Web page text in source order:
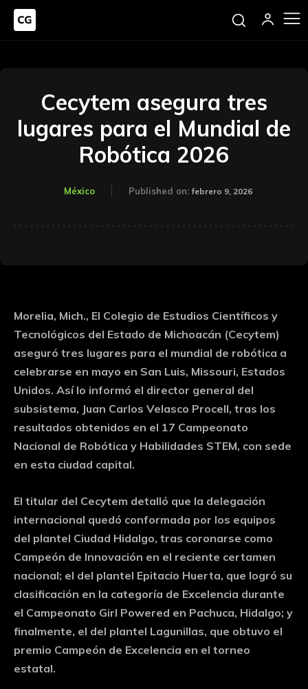
Cecytem asegura tres
lugares para el Mundial de
Robótica 2026
México Published on: febrero 9, 2026
Morelia, Mich., El Colegio de Estudios Científicos y
Tecnológicos del Estado de Michoacán (Cecytem)
aseguró tres lugares para el mundial de robótica a
celebrarse en mayo en San Luis, Missouri, Estados
Unidos. Así lo informó el director general del
subsistema, Juan Carlos Velasco Procell, tras los
resultados obtenidos en el 17 Campeonato
Nacional de Robótica y Habilidades STEM, con sede
en esta ciudad capital.
El titular del Cecytem detalló que la delegación
internacional quedó conformada por los equipos
del plantel Ciudad Hidalgo, tras coronarse como
Campeón de Innovación en el reciente certamen
nacional; el del plantel Epitacio Huerta, que logró su
clasificación en la categoría de Excelencia durante
el Campeonato Girl Powered en Pachuca, Hidalgo; y
finalmente, el del plantel Lagunillas, que obtuvo el
premio Campeón de Excelencia en el torneo
estatal.